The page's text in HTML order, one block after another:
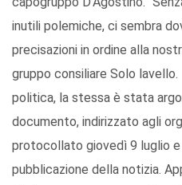
inutili polemiche, ci sembra
precisazioni in ordine alla
gruppo consiliare Solo
politica, la stessa è stata
documento, indirizzato agli
protocollato giovedì 9 luglio
pubblicazione della notizia.